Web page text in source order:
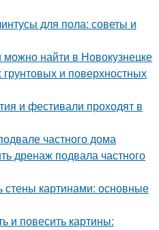
для пола: советы и
найти в Новокузнецке
и поверхностных
и фестивали проходят в
частного дома
дренаж подвала частного
стены картинами: основные
и повесить картины: